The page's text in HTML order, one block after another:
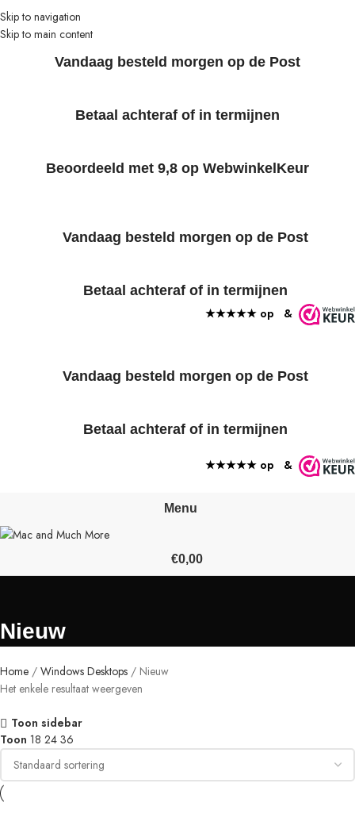
Skip to navigation
Skip to main content
Vandaag besteld morgen op de Post
Betaal achteraf of in termijnen
Beoordeeld met 9,8 op WebwinkelKeur
Vandaag besteld morgen op de Post
Betaal achteraf of in termijnen
★★★★★ op
&
Vandaag besteld morgen op de Post
Betaal achteraf of in termijnen
★★★★★ op &
Menu
€0,00
Nieuw
Home Windows Desktops
Nieuw
Het enkele resultaat weergeven
Toon sidebar
Toon 18 24 36